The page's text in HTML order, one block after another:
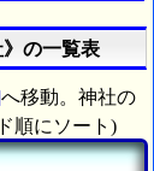
の一覧表
へ移動。神社の
順にソート)